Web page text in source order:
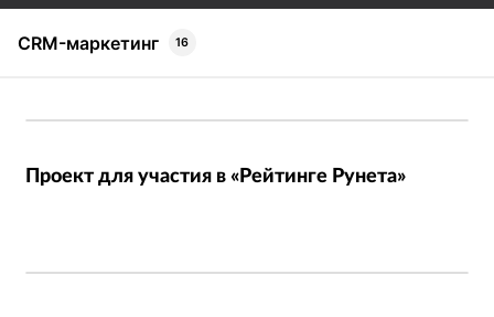
CRM-маркетинг 16
Проект для участия в «Рейтинге Рунета»